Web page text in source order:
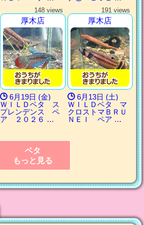
148 views
厚木店
6月19日 (金)
ＷＩＬＤベタ ス
プレンデンス ペ
ア ２０２６ …
191 views
厚木店
6月13日 (土)
ＷＩＬＤベタ マ
クロストマＢＲＵ
ＮＥＩ ペア …
ベタ
もっと見る